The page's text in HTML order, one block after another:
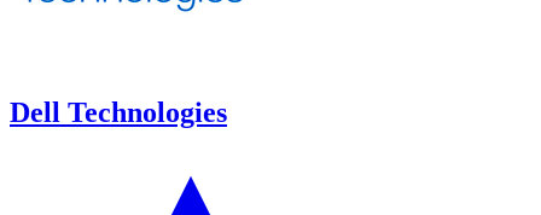
Dell Technologies